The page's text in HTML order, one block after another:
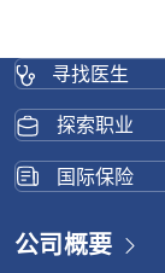
部）出现疼痛、
盘突出部位和神
时治疗，症状会
突出症的病因 椎
体格检查开始。
早期椎间盘突出
情在六个月内没
障碍、行走困难
寻找医生
探索职业
国际保险
公司概要